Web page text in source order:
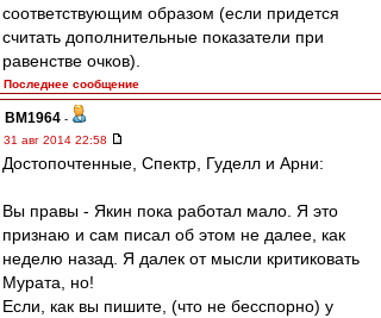
соответствующим образом (если придется
считать дополнительные показатели при
равенстве очков).
Последнее сообщение
BM1964 -
31 авг 2014 22:58
Достопочтенные, Спектр, Гуделл и Арни:
Вы правы - Якин пока работал мало. Я это
признаю и сам писал об этом не далее, как
неделю назад. Я далек от мысли критиковать
Мурата, но!
Если, как вы пишите, (что не бесспорно) у